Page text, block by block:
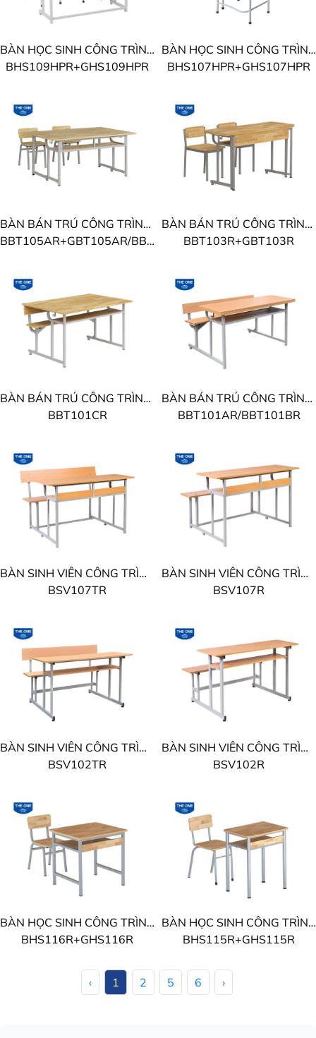
BÀN HỌC SINH CÔNG TRÌNH THE ONE
BHS109HPR+GHS109HPR
BÀN HỌC SINH CÔNG TRÌNH THE ONE
BHS107HPR+GHS107HPR
BÀN BÁN TRÚ CÔNG TRÌNH THE ONE
BBT105AR+GBT105AR/BBT105BR+GBT105BR/BBT105CR+GBT105CR
BÀN BÁN TRÚ CÔNG TRÌNH THE ONE
BBT103R+GBT103R
BÀN BÁN TRÚ CÔNG TRÌNH THE ONE
BBT101CR
BÀN BÁN TRÚ CÔNG TRÌNH THE ONE
BBT101AR/BBT101BR
BÀN SINH VIÊN CÔNG TRÌNH THE ONE
BSV107TR
BÀN SINH VIÊN CÔNG TRÌNH THE ONE
BSV107R
BÀN SINH VIÊN CÔNG TRÌNH THE ONE
BSV102TR
BÀN SINH VIÊN CÔNG TRÌNH THE ONE
BSV102R
BÀN HỌC SINH CÔNG TRÌNH THE ONE
BHS116R+GHS116R
BÀN HỌC SINH CÔNG TRÌNH THE ONE
BHS115R+GHS115R
‹ 1 2 5 6 ›